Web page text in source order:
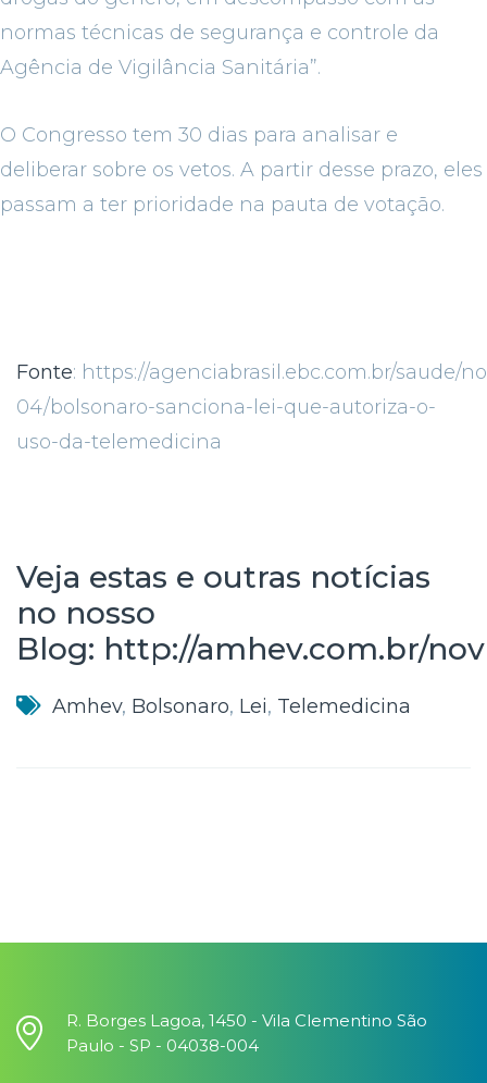
normas técnicas de segurança e controle da
Agência de Vigilância Sanitária”.
O Congresso tem 30 dias para analisar e
deliberar sobre os vetos. A partir desse prazo, eles
passam a ter prioridade na pauta de votação.
Fonte: https://agenciabrasil.ebc.com.br/saude/
04/bolsonaro-sanciona-lei-que-autoriza-o-
uso-da-telemedicina
Veja estas e outras notícias
no nosso
Blog: http://amhev.com.br/
Amhev, Bolsonaro, Lei, Telemedicina
R. Borges Lagoa, 1450 - Vila Clementino São
Paulo - SP - 04038-004